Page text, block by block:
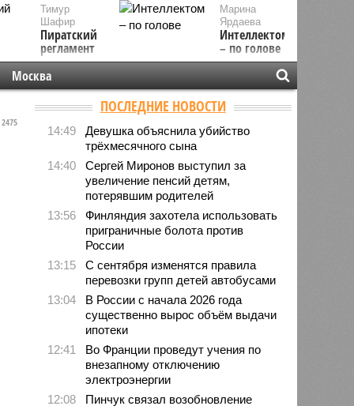
Марина
Ярдаева
Интеллектом
– по голове
Тимур
Шафир
Пиратский
регламент
Москва
2475
ПОСЛЕДНИЕ НОВОСТИ
14:49
Девушка объяснила убийство
трёхмесячного сына
14:40
Сергей Миронов выступил за
увеличение пенсий детям,
потерявшим родителей
13:56
Финляндия захотела использовать
приграничные болота против
России
13:15
С сентября изменятся правила
перевозки групп детей автобусами
13:04
В России с начала 2026 года
существенно вырос объём выдачи
ипотеки
12:41
Во Франции проведут учения по
внезапному отключению
электроэнергии
12:08
Пинчук связал возобновление